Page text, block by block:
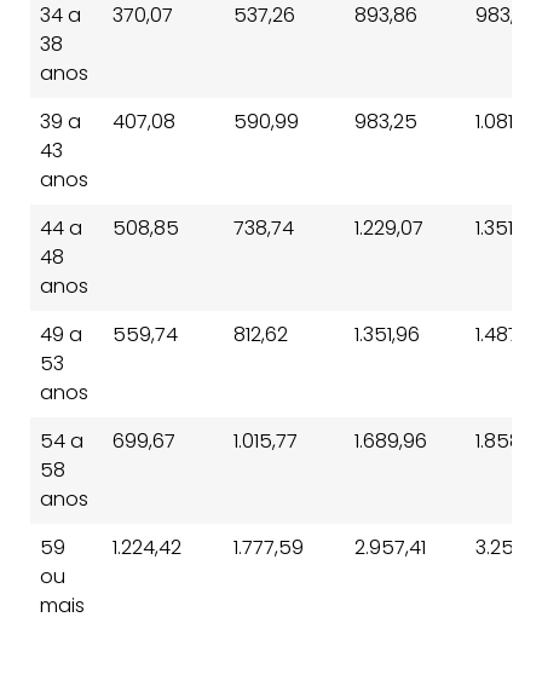
34 a
38
anos
370,07 537,26 893,86 983,25
39 a
43
anos
407,08 590,99 983,25 1.081,58
44 a
48
anos
508,85 738,74 1.229,07 1.351,98
49 a
53
anos
559,74 812,62 1.351,96 1.487,16
54 a
58
anos
699,67 1.015,77 1.689,96
59
ou
mais
1.224,42 1.777,59 2.957,41